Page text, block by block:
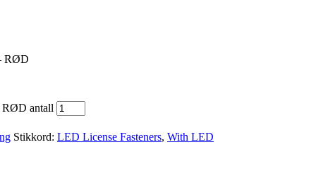
RØD
RØD antall
Stikkord: LED License Fasteners, With LED